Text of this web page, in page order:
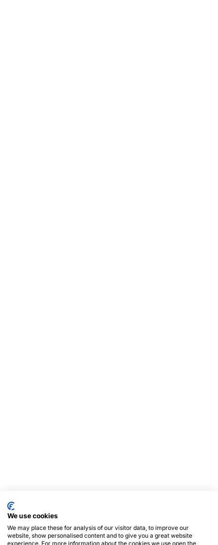
We use cookies
We may place these for analysis of our visitor data, to improve our
website, show personalised content and to give you a great website
experience. For more information about the cookies we use open the